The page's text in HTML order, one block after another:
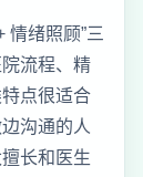
情绪照顾”三
流程、精
点很适合
沟通的人
长和医生